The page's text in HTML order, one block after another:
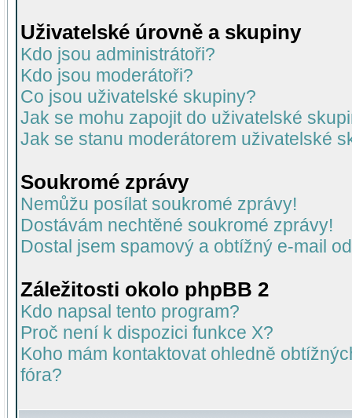
Uživatelské úrovně a skupiny
Kdo jsou administrátoři?
Kdo jsou moderátoři?
Co jsou uživatelské skupiny?
Jak se mohu zapojit do uživatelské
Jak se stanu moderátorem uživatelské
Soukromé zprávy
Nemůžu posílat soukromé zprávy!
Dostávám nechtěné soukromé zprávy!
Dostal jsem spamový a obtížný e-mail
Záležitosti okolo phpBB 2
Kdo napsal tento program?
Proč není k dispozici funkce X?
Koho mám kontaktovat ohledně
fóra?